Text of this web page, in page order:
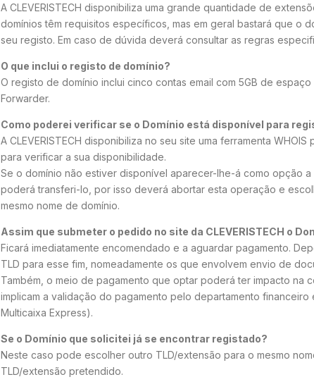
A CLEVERISTECH disponibiliza uma grande quantidade de
domínios têm requisitos específicos, mas em geral bastará que o
seu registo. Em caso de dúvida deverá consultar as regras
O que inclui o registo de domínio?
O registo de domínio inclui cinco contas email com 5GB de
Forwarder.
Como poderei verificar se o Domínio está disponível para
A CLEVERISTECH disponibiliza no seu site uma ferramenta
para verificar a sua disponibilidade.
Se o domínio não estiver disponível aparecer-lhe-á como opção
poderá transferi-lo, por isso deverá abortar esta operação e
mesmo nome de domínio.
Assim que submeter o pedido no site da CLEVERISTECH o
Ficará imediatamente encomendado e a aguardar pagamento.
TLD para esse fim, nomeadamente os que envolvem envio de
Também, o meio de pagamento que optar poderá ter impacto na
implicam a validação do pagamento pelo departamento
Multicaixa Express).
Se o Domínio que solicitei já se encontrar registado?
Neste caso pode escolher outro TLD/extensão para o mesmo
TLD/extensão pretendido.